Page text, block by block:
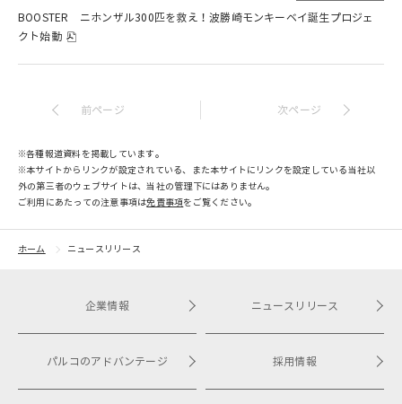
BOOSTER ニホンザル300匹を救え！波勝崎モンキーベイ誕生プロジェ
クト始動
前ページ 次ページ
※各種報道資料を掲載しています。
※本サイトからリンクが設定されている、また本サイトにリンクを設定している当社以
外の第三者のウェブサイトは、当社の管理下にはありません。
ご利用にあたっての注意事項は​免責事項をご覧ください。
ホーム ニュースリリース
企業情報
パルコのアドバンテージ
ニュースリリース
採用情報